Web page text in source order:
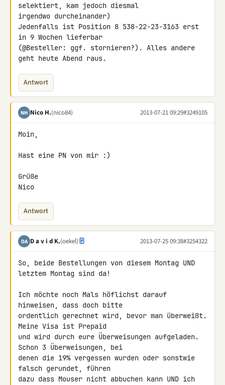
selektiert, kam jedoch diesmal
irgendwo durcheinander)
Jedenfalls ist Position 8 538-22-23-3163 erst
in 9 Wochen lieferbar
(@Besteller: ggf. stornieren?). Alles andere
geht heute Abend raus.
Antwort
NH Nico H.(nico84) 2013-07-21 09:29#3249105
Moin,
Hast eine PN von mir :)
Grüße
Nico
Antwort
DA D a v i d K.(oekel) 2013-07-25 09:38#3254322
So, beide Bestellungen von diesem Montag UND
letztem Montag sind da!
Ich möchte noch Mals höflichst darauf
hinweisen, dass doch bitte
ordentlich gerechnet wird, bevor man überweißt.
Meine Visa ist Prepaid
und wird durch eure Überweisungen aufgeladen.
Schon 3 Überweisungen, bei
denen die 19% vergessen wurden oder sonstwie
falsch gerundet, führen
dazu dass Mouser nicht abbuchen kann UND ich